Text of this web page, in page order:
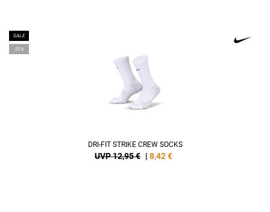
SALE
-35%
DRI-FIT STRIKE CREW SOCKS
UVP 12,95 € | 8,42€